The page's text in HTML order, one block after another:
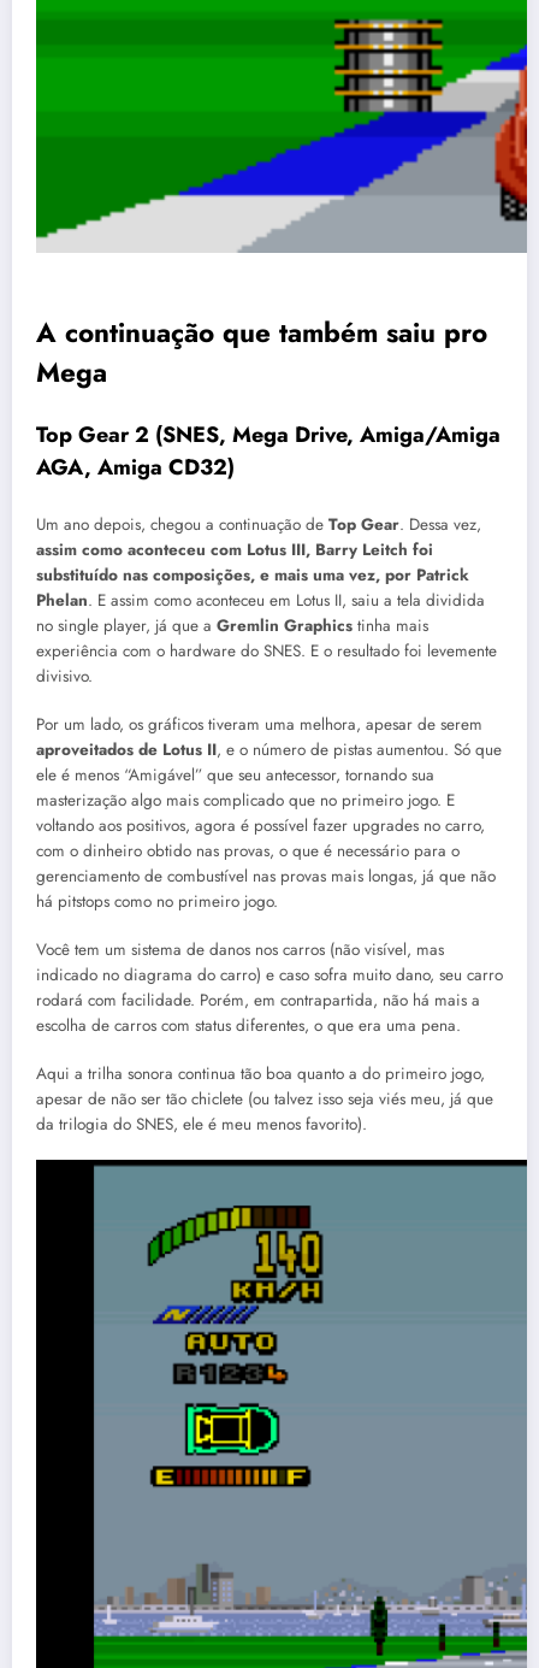
A continuação que também saiu pro
Mega
Top Gear 2 (SNES, Mega Drive, Amiga/Amiga
AGA, Amiga CD32)
Um ano depois, chegou a continuação de Top Gear. Dessa vez,
assim como aconteceu com Lotus III, Barry Leitch foi
substituído nas composições, e mais uma vez, por Patrick
Phelan. E assim como aconteceu em Lotus II, saiu a tela dividida
no single player, já que a Gremlin Graphics tinha mais
experiência com o hardware do SNES. E o resultado foi levemente
divisivo.
Por um lado, os gráficos tiveram uma melhora, apesar de serem
aproveitados de Lotus II, e o número de pistas aumentou. Só que
ele é menos “Amigável” que seu antecessor, tornando sua
masterização algo mais complicado que no primeiro jogo. E
voltando aos positivos, agora é possível fazer upgrades no carro,
com o dinheiro obtido nas provas, o que é necessário para o
gerenciamento de combustível nas provas mais longas, já que não
há pitstops como no primeiro jogo.
Você tem um sistema de danos nos carros (não visível, mas
indicado no diagrama do carro) e caso sofra muito dano, seu carro
rodará com facilidade. Porém, em contrapartida, não há mais a
escolha de carros com status diferentes, o que era uma pena.
Aqui a trilha sonora continua tão boa quanto a do primeiro jogo,
apesar de não ser tão chiclete (ou talvez isso seja viés meu, já que
da trilogia do SNES, ele é meu menos favorito).